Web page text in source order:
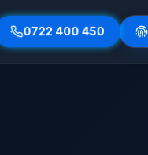
0722 400 450